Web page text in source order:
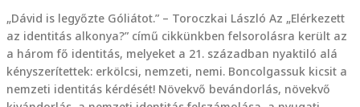
„Dávid is legyőzte Góliátot.” – Toroczkai László Az „Elérkezett
az identitás alkonya?” című cikkünkben felsorolásra került az
a három fő identitás, melyeket a 21. században nyaktiló alá
kényszerítettek: erkölcsi, nemzeti, nemi. Boncolgassuk kicsit a
nemzeti identitás kérdését! Növekvő bevándorlás, növekvő